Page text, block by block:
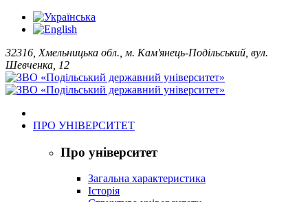
32316, Хмельницька обл., м. Кам'янець-Подільський, вул.
Шевченка, 12
ПРО УНІВЕРСИТЕТ
Про університет
Загальна характеристика
Історія